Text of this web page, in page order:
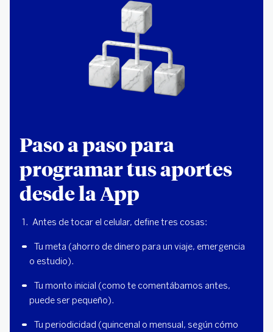
Paso a paso para
programar tus aportes
desde la App
Antes de tocar el celular, define tres cosas:
Tu meta (ahorro de dinero para un viaje, emergencia
o estudio).
Tu monto inicial (como te comentábamos antes,
puede ser pequeño).
Tu periodicidad (quincenal o mensual, según cómo